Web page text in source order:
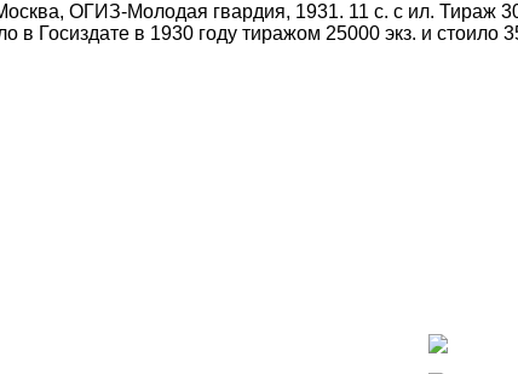
ОГИЗ-Молодая гвардия, 1931. 11 с. с ил. Тираж
в Госиздате в 1930 году тиражом 25000 экз. и стоило